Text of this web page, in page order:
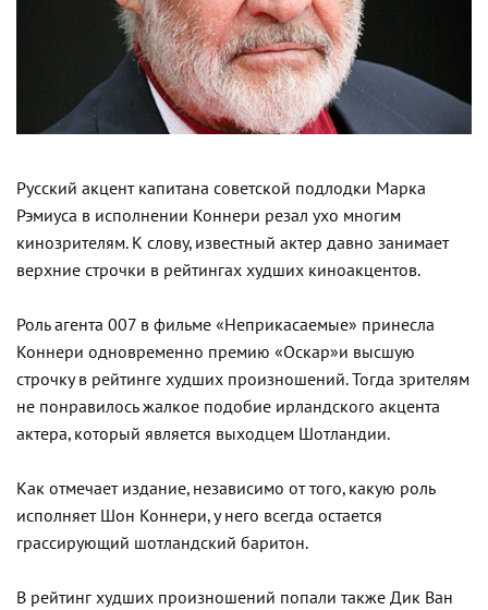
Русский акцент капитана советской подлодки Марка
Рэмиуса в исполнении Коннери резал ухо многим
кинозрителям. К слову, известный актер давно занимает
верхние строчки в рейтингах худших киноакцентов.
Роль агента 007 в фильме «Неприкасаемые» принесла
Коннери одновременно премию «Оскар»и высшую
строчку в рейтинге худших произношений. Тогда зрителям
не понравилось жалкое подобие ирландского акцента
актера, который является выходцем Шотландии.
Как отмечает издание, независимо от того, какую роль
исполняет Шон Коннери, у него всегда остается
грассирующий шотландский баритон.
В рейтинг худших произношений попали также Дик Ван